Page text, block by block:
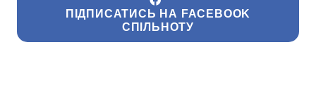
ПІДПИСАТИСЬ НА FACEBOOK
СПІЛЬНОТУ